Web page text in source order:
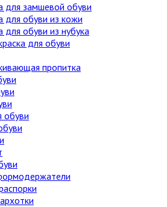
для замшевой обуви
для обуви из кожи
для обуви из нубука
для обуви
пропитка
обуви